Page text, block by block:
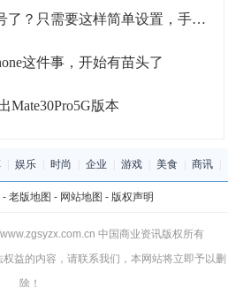
需要这样简单设置，手机信号瞬间满格
这件事，开始有苗头了
Mate30Pro5G版本
娱乐 时尚 企业 游戏 美食 商讯
- 老版地图 - 网站地图 - 版权声明
中国商业资讯版权所有
益的内容，请联系我们，本网站将立即予以删
除！